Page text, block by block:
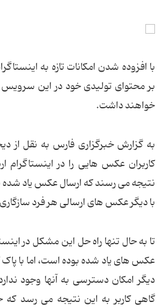
با افزوده شدن امکانات تازه به
بر محتوای تولیدی خود در این
خواهند داشت.
به گزارش خبرگزاری فارس به نقل از
کاربران عکس هایی را در اینستاگرام
نتیجه می رسند که ارسال عکس یاد شده
با دیگر عکس های ارسالی هر فرد
تا به حال تنها راه حل این مشکل در
عکس های یاد شده بوده است، اما با
دیگر امکان دسترسی به آنها وجود
گاهی کاربر به این نتیجه می رسد